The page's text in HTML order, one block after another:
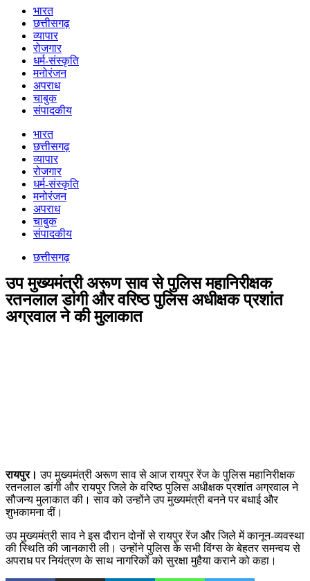
भारत
छत्तीसगढ़
व्यापार
रोजगार
धर्म-संस्कृति
मनोरंजन
अपराध
चाबुक
संपादकीय
भारत
छत्तीसगढ़
व्यापार
रोजगार
धर्म-संस्कृति
मनोरंजन
अपराध
चाबुक
संपादकीय
छत्तीसगढ़
उप मुख्यमंत्री अरूण साव से पुलिस महानिरीक्षक
रतनलाल डांगी और वरिष्ठ पुलिस अधीक्षक प्रशांत
अग्रवाल ने की मुलाकात
रायपुर। उप मुख्यमंत्री अरूण साव से आज रायपुर रेंज के पुलिस महानिरीक्षक
रतनलाल डांगी और रायपुर जिले के वरिष्ठ पुलिस अधीक्षक प्रशांत अग्रवाल ने
सौजन्य मुलाकात की। साव को उन्होंने उप मुख्यमंत्री बनने पर बधाई और
शुभकामना दीं।
उप मुख्यमंत्री साव ने इस दौरान दोनों से रायपुर रेंज और जिले में कानून-व्यवस्था
की स्थिति की जानकारी ली। उन्होंने पुलिस के सभी विंग्स के बेहतर समन्वय से
अपराध पर नियंत्रण के साथ नागरिकों को सुरक्षा मुहैया कराने को कहा।